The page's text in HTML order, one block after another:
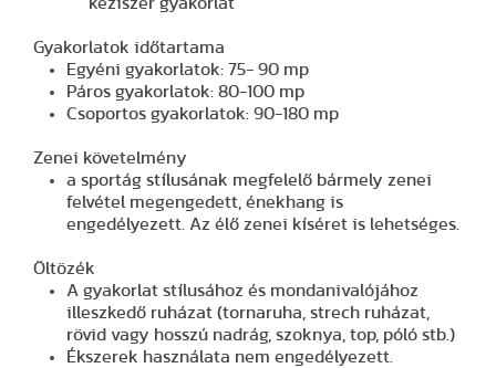
Gyakorlatok időtartama
Egyéni gyakorlatok: 75- 90 mp
Páros gyakorlatok: 80-100 mp
Csoportos gyakorlatok: 90-180 mp
Zenei követelmény
a sportág stílusának megfelelő bármely zenei
felvétel megengedett, énekhang is
engedélyezett. Az élő zenei kíséret is lehetséges.
Öltözék
A gyakorlat stílusához és mondanivalójához
illeszkedő ruházat (tornaruha, strech ruházat,
rövid vagy hosszú nadrág, szoknya, top, póló stb.)
Ékszerek használata nem engedélyezett.